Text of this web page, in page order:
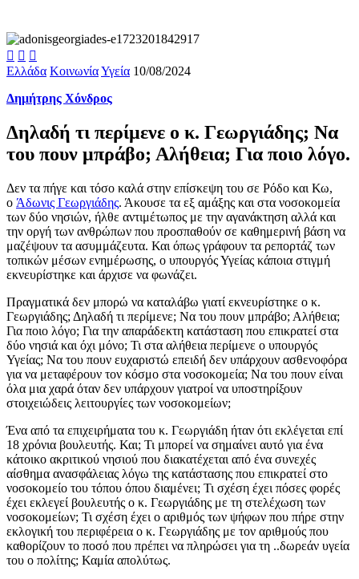
  
Ελλάδα ΚοινωνίαΥγεία 10/08/2024
Δημήτρης Χόνδρος
Δηλαδή τι περίμενε ο κ. Γεωργιάδης; Να
του πουν μπράβο; Αλήθεια; Για ποιο λόγο.
Δεν τα πήγε και τόσο καλά στην επίσκεψη του σε Ρόδο και Κω,
ο Άδωνις Γεωργιάδης. Άκουσε τα εξ αμάξης και στα νοσοκομεία
των δύο νησιών, ήλθε αντιμέτωπος με την αγανάκτηση αλλά και
την οργή των ανθρώπων που προσπαθούν σε καθημερινή βάση να
μαζέψουν τα ασυμμάζευτα. Και όπως γράφουν τα ρεπορτάζ των
τοπικών μέσων ενημέρωσης, ο υπουργός Υγείας κάποια στιγμή
εκνευρίστηκε και άρχισε να φωνάζει.
Πραγματικά δεν μπορώ να καταλάβω γιατί εκνευρίστηκε ο κ.
Γεωργιάδης; Δηλαδή τι περίμενε; Να του πουν μπράβο; Αλήθεια;
Για ποιο λόγο; Για την απαράδεκτη κατάσταση που επικρατεί στα
δύο νησιά και όχι μόνο; Τι στα αλήθεια περίμενε ο υπουργός
Υγείας; Να του πουν ευχαριστώ επειδή δεν υπάρχουν ασθενοφόρα
για να μεταφέρουν τον κόσμο στα νοσοκομεία; Να του πουν είναι
όλα μια χαρά όταν δεν υπάρχουν γιατροί να υποστηρίξουν
στοιχειώδεις λειτουργίες των νοσοκομείων;
Ένα από τα επιχειρήματα του κ. Γεωργιάδη ήταν ότι εκλέγεται επί
18 χρόνια βουλευτής. Και; Τι μπορεί να σημαίνει αυτό για ένα
κάτοικο ακριτικού νησιού που διακατέχεται από ένα συνεχές
αίσθημα ανασφάλειας λόγω της κατάστασης που επικρατεί στο
νοσοκομείο του τόπου όπου διαμένει; Τι σχέση έχει πόσες φορές
έχει εκλεγεί βουλευτής ο κ. Γεωργιάδης με τη στελέχωση των
νοσοκομείων; Τι σχέση έχει ο αριθμός των ψήφων που πήρε στην
εκλογική του περιφέρεια ο κ. Γεωργιάδης με τον αριθμούς που
καθορίζουν το ποσό που πρέπει να πληρώσει για τη ..δωρεάν υγεία
του ο πολίτης; Καμία απολύτως.